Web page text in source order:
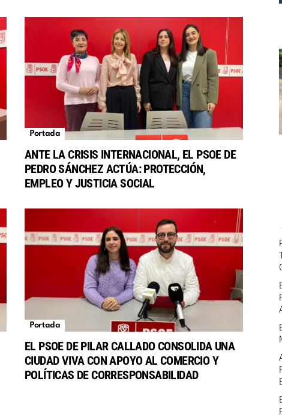
Portada
ANTE LA CRISIS INTERNACIONAL, EL PSOE DE
PEDRO SÁNCHEZ ACTÚA: PROTECCIÓN,
EMPLEO Y JUSTICIA SOCIAL
Portada
EL PSOE DE PILAR CALLADO CONSOLIDA UNA
CIUDAD VIVA CON APOYO AL COMERCIO Y
POLÍTICAS DE CORRESPONSABILIDAD